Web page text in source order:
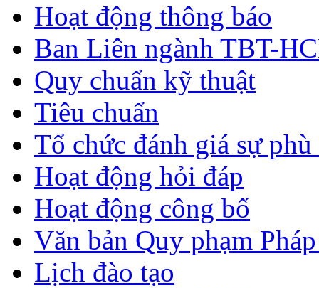
Hoạt động thông báo
Ban Liên ngành TBT-
Quy chuẩn kỹ thuật
Tiêu chuẩn
Tổ chức đánh giá sự
Hoạt động hỏi đáp
Hoạt động công bố
Văn bản Quy phạm
Lịch đào tạo